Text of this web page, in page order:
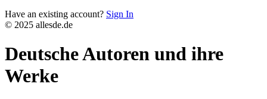
Have an existing account? Sign In
© 2025 allesde.de
Deutsche Autoren und ihre
Werke